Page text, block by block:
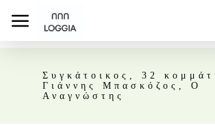
Συγκάτοικος, 32
Γιάννης Μπασκόζος, O
Αναγνώστης